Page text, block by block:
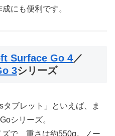
にも便利です。
Surface Go 4／
3シリーズ
タブレット」といえば、ま
シリーズ。
で、重さは約550g。ノー